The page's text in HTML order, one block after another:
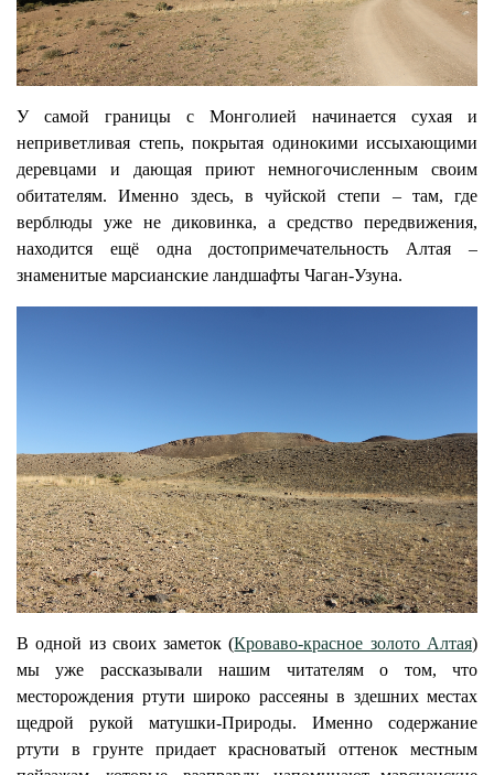
У самой границы с Монголией начинается сухая и
неприветливая степь, покрытая одинокими иссыхающими
деревцами и дающая приют немногочисленным своим
обитателям. Именно здесь, в чуйской степи – там, где
верблюды уже не диковинка, а средство передвижения,
находится ещё одна достопримечательность Алтая –
знаменитые марсианские ландшафты Чаган-Узуна.
В одной из своих заметок (Кроваво-красное золото Алтая)
мы уже рассказывали нашим читателям о том, что
месторождения ртути широко рассеяны в здешних местах
щедрой рукой матушки-Природы. Именно содержание
ртути в грунте придает красноватый оттенок местным